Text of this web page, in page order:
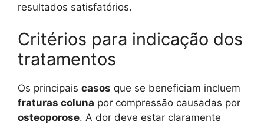
resultados satisfatórios.
Critérios para indicação dos
tratamentos
Os principais casos que se beneficiam incluem
fraturas coluna por compressão causadas por
osteoporose. A dor deve estar claramente